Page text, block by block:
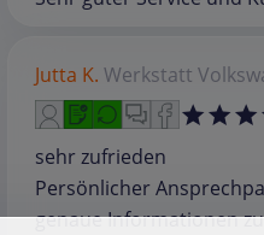
Jutta K. Werkstatt
sehr zufrieden
Persönlicher
genaue Informationen